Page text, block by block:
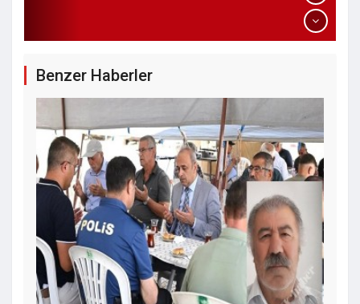
Yeşilçam'ın Efsanesi Kadir İnanır Hayatını
Kaybetti
Akaryakıt Sektörüne Dev Operasyon: 6
Şirkete El Konuldu, 10 Şirkete Kayyum
Benzer Haberler